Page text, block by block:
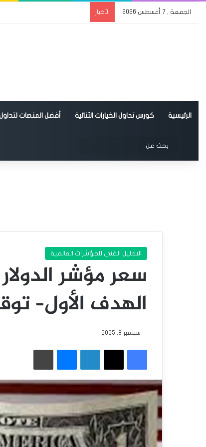
الجمعة , 7 أغسطس 2026 الأخبار
الرئيسية كورس تداول الخيارات الثنائية أفضل المنصات لتداول
الوضع المظلم
عن
التحليل الفني للمؤشرات العالمية
سعر مؤشر
الهدف الأول– توقعات
سبتمبر 8, 2025
فيسبوك
‫X لينكدإن ماسنجر طباعة